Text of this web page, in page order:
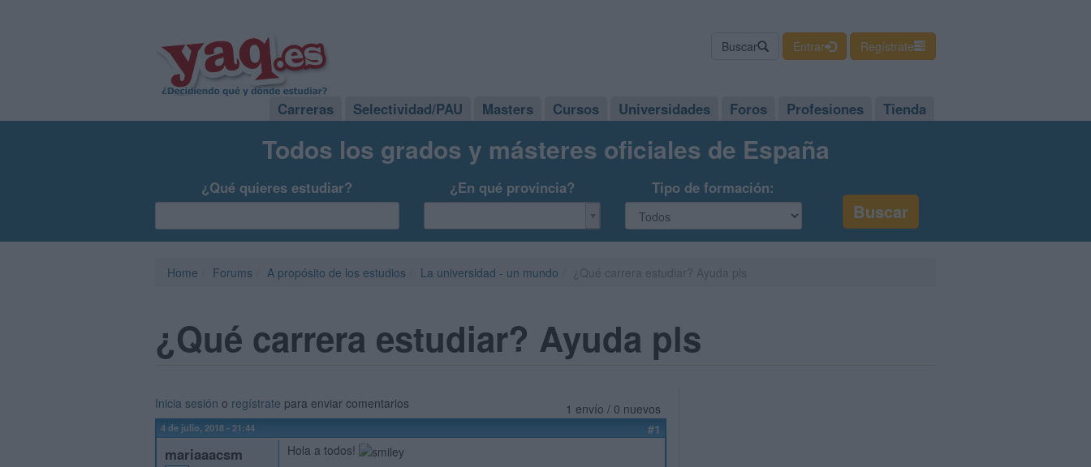
Buscar Entrar Regístrate
Carreras Selectividad/PAU Masters Cursos Universidades Foros Profesiones Tienda
Todos los grados y másteres oficiales de España
¿Qué quieres estudiar? ¿En qué provincia? Tipo de formación:
Home Forums A propósito de los estudios La universidad - un mundo
¿Qué carrera estudiar? Ayuda pls
1 envío / 0 nuevos
Inicia sesión o regístrate para enviar comentarios
4 de julio, 2018 - 21:44 #1
mariaaacsm
Hola a todos!